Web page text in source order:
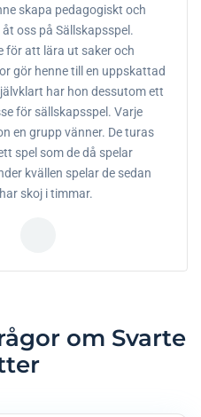
skapa pedagogiskt och
oss på Sällskapsspel.
för att lära ut saker och
gör henne till en uppskattad
har hon dessutom ett
för sällskapsspel. Varje
en grupp vänner. De turas
spel som de då spelar
kvällen spelar de sedan
skoj i timmar.
om Svarte